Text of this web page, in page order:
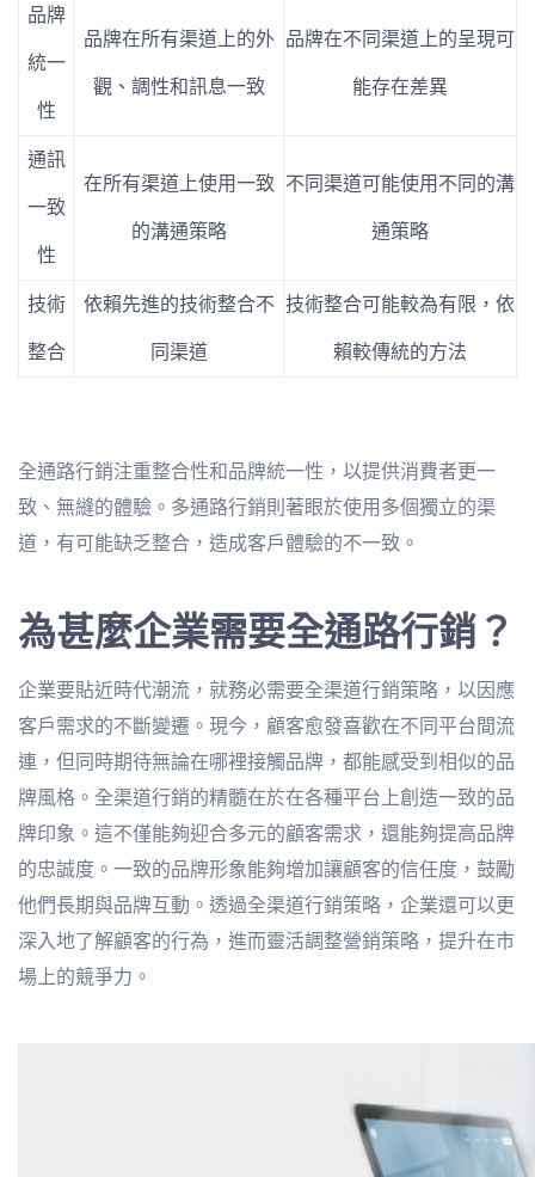
品牌
統一
性
品牌在所有渠道上的外
觀、調性和訊息一致
品牌在不同渠道上的呈現可
能存在差異
通訊
一致
性
在所有渠道上使用一致
的溝通策略
不同渠道可能使用不同的溝
通策略
技術
整合
依賴先進的技術整合不
同渠道
技術整合可能較為有限，依
賴較傳統的方法
全通路行銷注重整合性和品牌統一性，以提供消費者更一
致、無縫的體驗。多通路行銷則著眼於使用多個獨立的渠
道，有可能缺乏整合，造成客戶體驗的不一致。
為甚麼企業需要全通路行銷？
企業要貼近時代潮流，就務必需要全渠道行銷策略，以因應
客戶需求的不斷變遷。現今，顧客愈發喜歡在不同平台間流
連，但同時期待無論在哪裡接觸品牌，都能感受到相似的品
牌風格。 全渠道行銷的精髓在於在各種平台上創造一致的品
牌印象。這不僅能夠迎合多元的顧客需求，還能夠提高品牌
的忠誠度。一致的品牌形象能夠增加讓顧客的信任度，鼓勵
他們長期與品牌互動。透過全渠道行銷策略，企業還可以更
深入地了解顧客的行為，進而靈活調整營銷策略，提升在市
場上的競爭力。